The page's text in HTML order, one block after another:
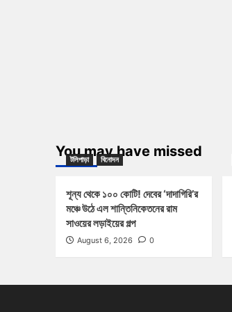
You may have missed
টলিপাড়া বিনোদন
শূন্য থেকে ১০০ কোটি! দেবের ‘দাদাগিরি’র
মঞ্চে উঠে এল শান্তিনিকেতনের রাম
সাওয়ের লড়াইয়ের গল্প
August 6, 2026 0